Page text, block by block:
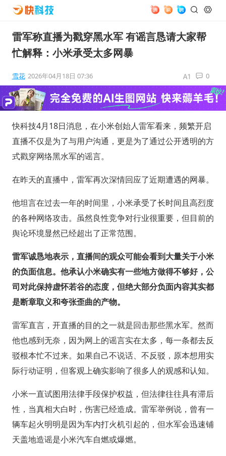
雷军称直播为戳穿黑水军 有谣言恳请大家帮
忙解释：小米承受太多网暴
雪花 2026年04月18日 07:36 0
快科技4月18日消息，在小米创始人雷军看来，频繁开启
直播不仅是为了与用户沟通，更是为了通过公开透明的方
式戳穿网络黑水军的谣言。
在昨天的直播中，雷军再次深情回应了近期遭遇的网暴。
他坦言在过去一年的时间里，小米承受了长时间且高烈度
的各种网络攻击。虽然良性竞争对行业很重要，但目前的
舆论环境显然已经超出了正常范围。
雷军诚恳地表示，直播间的观众可能会看到大量关于小米
的负面信息。他承认小米确实有一些地方做得不够好，公
司对此保持虚怀若谷的态度，但绝大部分负面内容其实都
是断章取义和夸张歪曲的产物。
雷军直言，开直播的目的之一就是回击那些黑水军。然而
他也感到无奈，因为网上的谣言实在太多，每一条都去反
驳根本忙不过来。如果自己不说话、不反驳，原本想用实
际行动证明，但客观上确实影响了很多人的观感和认知。
小米一直试图用法律手段保护权益，但法律往往具有滞后
性，当真相大白时，伤害已经造成。雷军举例说，曾有一
辆车起火明明是因为车内打火机引起的，但水军会迅速铺
天盖地造谣是小米汽车自燃或爆燃。